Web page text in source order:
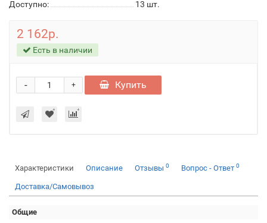
Доступно:
13 шт.
2 162р.
Есть в наличии
+
- Купить
Характеристики Описание Отзывы 0 Вопрос - Ответ 0
Доставка/Самовывоз
Общие